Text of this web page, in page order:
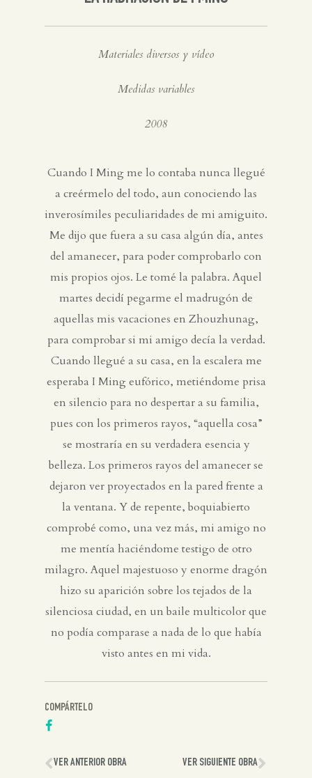
Materiales diversos y vídeo
Medidas variables
2008
Cuando I Ming me lo contaba nunca llegué
a creérmelo del todo, aun conociendo las
inverosímiles peculiaridades de mi amiguito.
Me dijo que fuera a su casa algún día, antes
del amanecer, para poder comprobarlo con
mis propios ojos. Le tomé la palabra. Aquel
martes decidí pegarme el madrugón de
aquellas mis vacaciones en Zhouzhunag,
para comprobar si mi amigo decía la verdad.
Cuando llegué a su casa, en la escalera me
esperaba I Ming eufórico, metiéndome prisa
en silencio para no despertar a su familia,
pues con los primeros rayos, “aquella cosa”
se mostraría en su verdadera esencia y
belleza. Los primeros rayos del amanecer se
dejaron ver proyectados en la pared frente a
la ventana. Y de repente, boquiabierto
comprobé como, una vez más, mi amigo no
me mentía haciéndome testigo de otro
milagro. Aquel majestuoso y enorme dragón
hizo su aparición sobre los tejados de la
silenciosa ciudad, en un baile multicolor que
no podía comparase a nada de lo que había
visto antes en mi vida.
COMPÁRTELO
VER ANTERIOR OBRA VER SIGUIENTE OBRA